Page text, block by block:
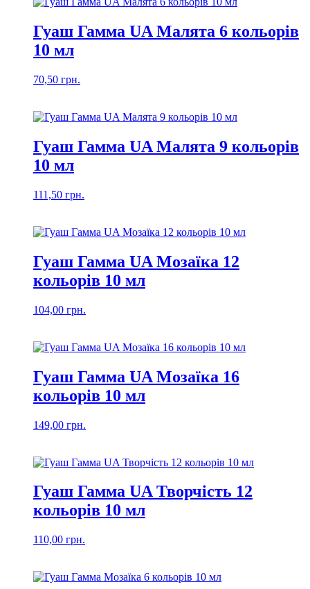
Гуаш Гамма UA Малята 6 кольорів
10 мл
70,50 грн.
Гуаш Гамма UA Малята 9 кольорів
10 мл
111,50 грн.
Гуаш Гамма UA Мозаїка 12
кольорів 10 мл
104,00 грн.
Гуаш Гамма UA Мозаїка 16
кольорів 10 мл
149,00 грн.
Гуаш Гамма UA Творчість 12
кольорів 10 мл
110,00 грн.